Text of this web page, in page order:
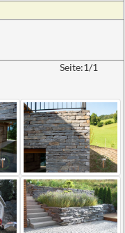
Seite:1/1